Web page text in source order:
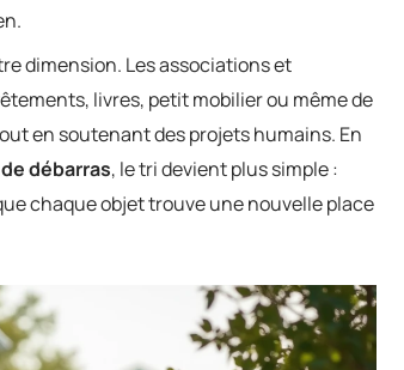
dimension. Les associations et
livres, petit mobilier ou même de
en soutenant des projets humains. En
débarras, le tri devient plus simple :
chaque objet trouve une nouvelle place